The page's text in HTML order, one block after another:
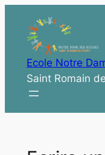
contenu
Ecole Notre
Saint Romain